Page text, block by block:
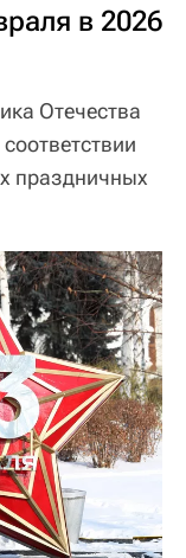
в 2026
Отечества
праздничных